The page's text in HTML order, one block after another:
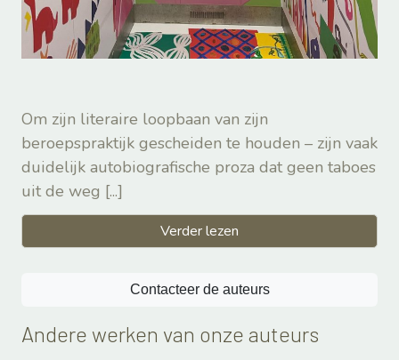
Om zijn literaire loopbaan van zijn
beroepspraktijk gescheiden te houden – zijn vaak
duidelijk autobiografische proza dat geen taboes
uit de weg [...]
Verder lezen
Contacteer de auteurs
Andere werken van onze auteurs